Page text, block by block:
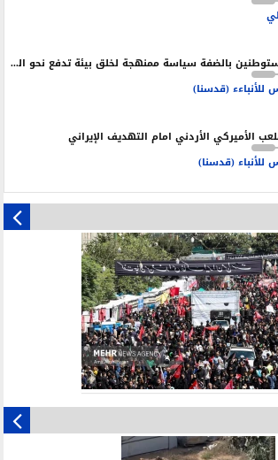
هجمات المستوطنين بالضفة سياسة ممنهجة لخلق بيئة تدفع نحو التهجير
للأنباءء (قدسنا)
الأميركي الأردني امام التهديف الإيراني
للأنباء (قدسنا)